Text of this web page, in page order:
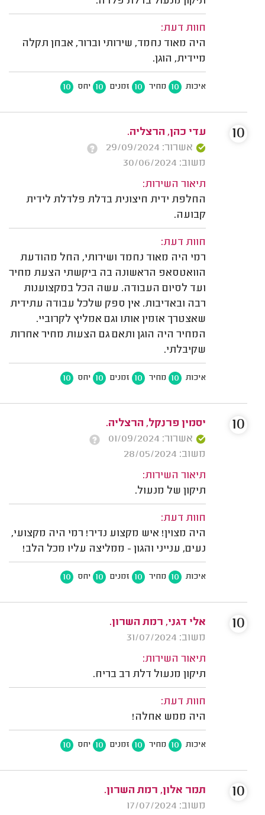
חוות דעת:
היה מאוד נחמד, שירותי וברור, אבחן תקלה
מיידית, הוגן.
איכות 10 מחיר 10 זמנים 10 יחס 10
עדי כהן, הרצליה.
אשרור: 29/09/2024
משוב: 30/06/2024
תיאור השירות:
החלפת ידית חיצונית בדלת פלדלת לידית
קבועה.
חוות דעת:
רמי היה מאוד נחמד ושירותי, החל מהודעת
הוואטסאפ הראשונה בה ביקשתי הצעת מחיר
ועד לסיום העבודה. עשה הכל במקצוענות
רבה ובאדיבות. אין ספק שלכל עבודה עתידית
שאצטרך אזמין אותו וגם אמליץ לקרוביי.
המחיר היה הוגן ותאם גם הצעות מחיר אחרות
שקיבלתי.
איכות 10 מחיר 10 זמנים 10 יחס 10
10
יסמין פרנקל, הרצליה.
אשרור: 01/09/2024
משוב: 28/05/2024
תיאור השירות:
תיקון של מנעול.
חוות דעת:
היה מצוין! איש מקצוע נדיר! רמי היה מקצועי,
נעים, ענייני והגון - ממליצה עליו מכל הלב!
איכות 10 מחיר 10 זמנים 10 יחס 10
10
אלי דגני, רמת השרון.
משוב: 31/07/2024
תיאור השירות:
תיקון מנעול דלת רב בריח.
חוות דעת:
היה ממש אחלה!
איכות 10 מחיר 10 זמנים 10 יחס 10
10
תמר אלון, רמת השרון.
משוב: 17/07/2024
10